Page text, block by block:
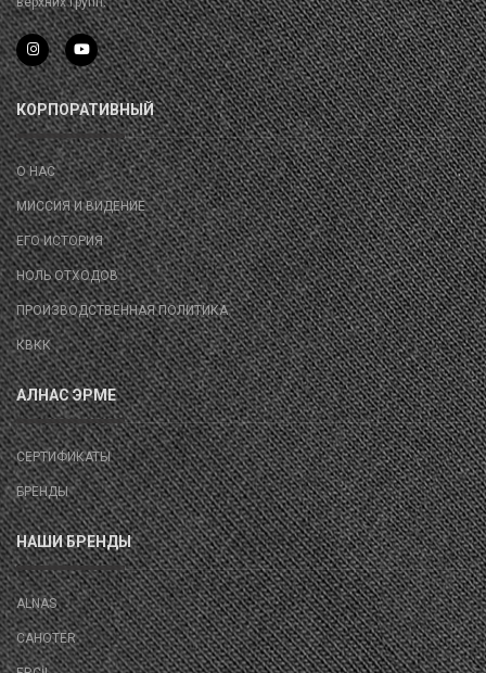
КОРПОРАТИВНЫЙ
О НАС
МИССИЯ И ВИДЕНИЕ
ЕГО ИСТОРИЯ
НОЛЬ ОТХОДОВ
ПРОИЗВОДСТВЕННАЯ ПОЛИТИКА
КВКК
АЛНАС ЭРМЕ
СЕРТИФИКАТЫ
БРЕНДЫ
НАШИ БРЕНДЫ
ALNAS
CAHOTER